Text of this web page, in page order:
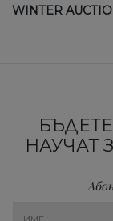
WINTER
НАУЧАТ